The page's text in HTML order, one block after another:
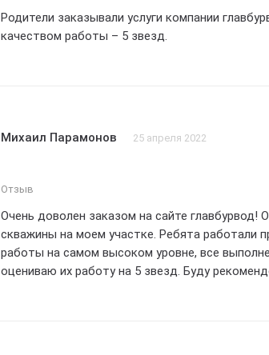
Родители заказывали услуги компании
качеством работы – 5 звезд.
Михаил Парамонов 25 апреля 2022
Отзыв
Очень доволен заказом на сайте главбурвод!
скважины на моем участке. Ребята работали
работы на самом высоком уровне, все
оцениваю их работу на 5 звезд. Буду